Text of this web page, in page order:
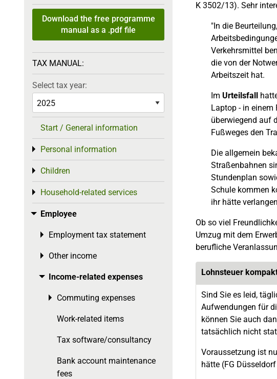
K 3502/13). Sehr
"In die
Verkehrsmittel
die von der
Arbeitszeit hat.
Im Urteilsfall
Laptop - in einem
überwiegend auf
Fußweges den
Die allgemein
Straßenbahnen
Stundenplan
Schule kommen
ihr hätte
Ob so viel
Umzug mit dem
berufliche
Lohnsteuer
Sind Sie es leid,
Aufwendungen für
können Sie auch
tatsächlich nicht
Voraussetzung ist
hätte (FG
Download the free programme
manual as a .pdf file
TAX MANUAL:
Select tax year:
Start / General information
Personal information
Toggle menu
Children
Toggle menu
Household-related services
Toggle menu
Employee
Toggle menu
Employment tax statement
Toggle menu
Other income
Toggle menu
Income-related expenses
Toggle menu
Commuting expenses
Toggle menu
Work-related items
Tax software/consultancy
Bank account maintenance
fees